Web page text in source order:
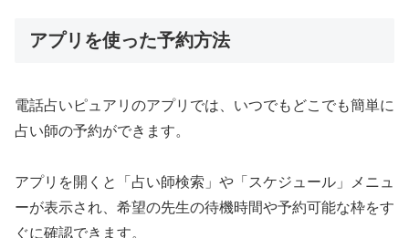
アプリを使った予約方法
電話占いピュアリのアプリでは、いつでもどこでも簡単に
占い師の予約ができます。
アプリを開くと「占い師検索」や「スケジュール」メニュ
ーが表示され、希望の先生の待機時間や予約可能な枠をす
ぐに確認できます。